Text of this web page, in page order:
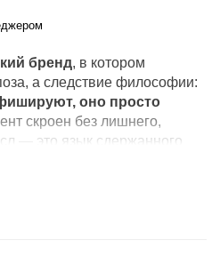
бренд, в котором
а следствие философии:
оно просто
скроен без лишнего,
— это язык сдержанного